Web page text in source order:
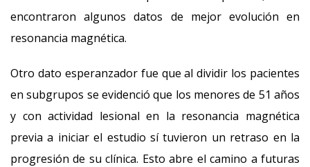
encontraron algunos datos de mejor evolución en
resonancia magnética.
Otro dato esperanzador fue que al dividir los pacientes
en subgrupos se evidenció que los menores de 51 años
y con actividad lesional en la resonancia magnética
previa a iniciar el estudio sí tuvieron un retraso en la
progresión de su clínica. Esto abre el camino a futuras